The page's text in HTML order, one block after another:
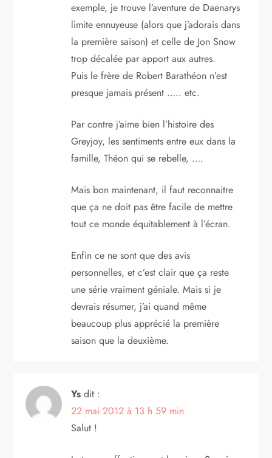
exemple, je trouve l’aventure de Daenarys
limite ennuyeuse (alors que j’adorais dans
la première saison) et celle de Jon Snow
trop décalée par apport aux autres.
Puis le frère de Robert Barathéon n’est
presque jamais présent ….. etc.
Par contre j’aime bien l’histoire des
Greyjoy, les sentiments entre eux dans la
famille, Théon qui se rebelle, ….
Mais bon maintenant, il faut reconnaitre
que ça ne doit pas être facile de mettre
tout ce monde équitablement à l’écran.
Enfin ce ne sont que des avis
personnelles, et c’est clair que ça reste
une série vraiment géniale. Mais si je
devrais résumer, j’ai quand même
beaucoup plus apprécié la première
saison que la deuxième.
Ys dit :
22 mai 2012 à 13 h 59 min
Salut !